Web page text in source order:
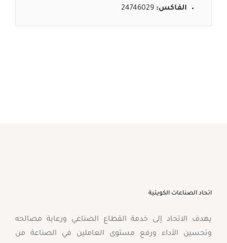
الفاكس: 24746029
اتحاد الصناعات الكويتية
يهدف الاتحاد إلى خدمة القطاع الصناعي ورعاية مصالحه
وتحسين الأداء ورفع مستوى العاملين في الصناعة من